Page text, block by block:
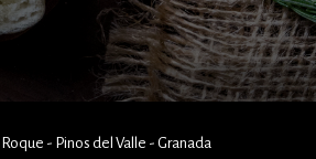
Roque - Pinos del Valle - Granada